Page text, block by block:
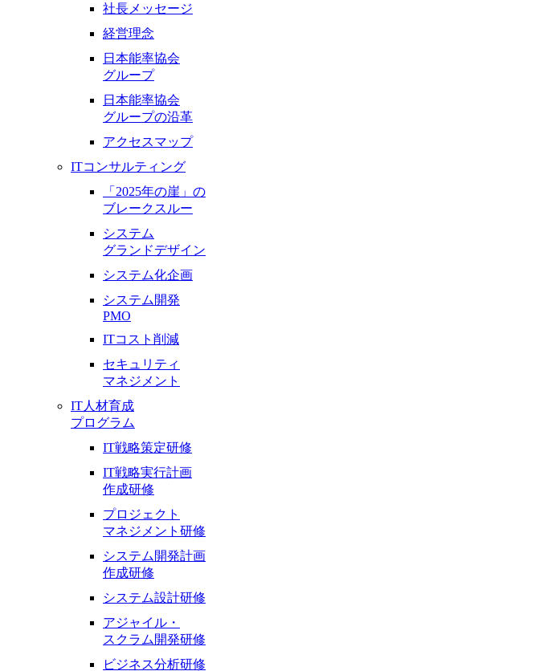
社長メッセージ
経営理念
日本能率協会
グループ
日本能率協会
グループの沿革
アクセスマップ
ITコンサルティング
「2025年の崖」の
ブレークスルー
システム
グランドデザイン
システム化企画
システム開発
PMO
ITコスト削減
セキュリティ
マネジメント
IT人材育成
プログラム
IT戦略策定研修
IT戦略実行計画
作成研修
プロジェクト
マネジメント研修
システム開発計画
作成研修
システム設計研修
アジャイル・
スクラム開発研修
ビジネス分析研修